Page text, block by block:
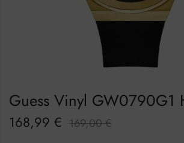
Guess Vinyl GW0790G1
168,99 € 169,00€